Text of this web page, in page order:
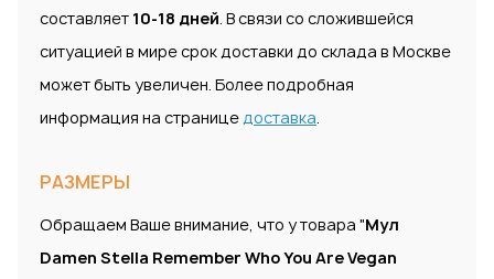
составляет 10-18 дней. В связи со сложившейся
ситуацией в мире срок доставки до склада в Москве
может быть увеличен. Более подробная
информация на страницедоставка.
РАЗМЕРЫ
Обращаем Ваше внимание, что у товара "Мул
Damen Stella Remember Who You Are Vegan